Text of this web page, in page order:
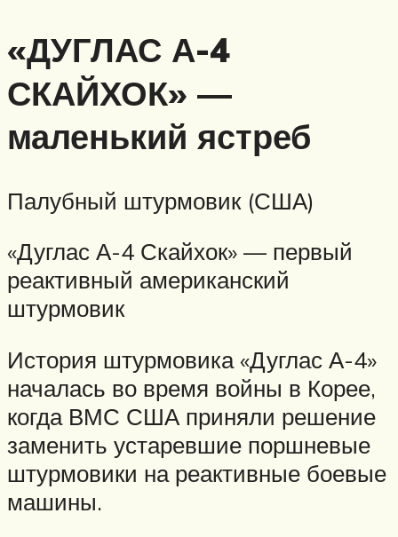
«ДУГЛАС А-4
СКАЙХОК» —
маленький ястреб
Палубный штурмовик (США)
«Дуглас А-4 Скайхок» — первый
реактивный американский
штурмовик
История штурмовика «Дуглас А-4»
началась во время войны в Корее,
когда ВМС США приняли решение
заменить устаревшие поршневые
штурмовики на реактивные боевые
машины.